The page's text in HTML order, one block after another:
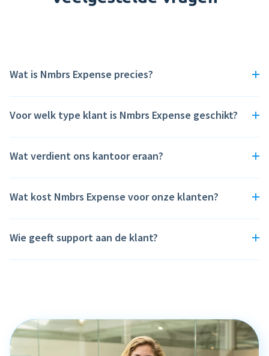
Wat is Nmbrs Expense precies?
Voor welk type klant is Nmbrs Expense geschikt?
Wat verdient ons kantoor eraan?
Wat kost Nmbrs Expense voor onze klanten?
Wie geeft support aan de klant?
jou aan te kloppen.